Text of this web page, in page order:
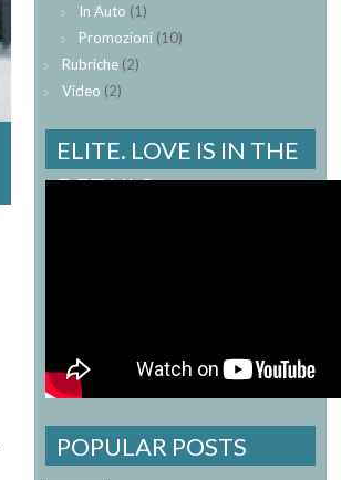
In Auto (1)
Promozioni (10)
Rubriche (2)
Video (2)
ELITE. LOVE IS IN THE
DETAILS.
POPULAR POSTS